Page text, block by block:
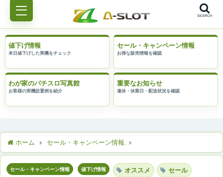
SEARCH
値下げ情報 セール・キャンペーン情報
わが家のパチスロ写真館 重要なお知らせ
ホーム セール・キャンペーン情報
セール・キャンペーン情報 値下げ情報 オススメ セール